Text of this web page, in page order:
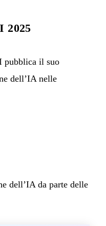
2025
il suo
dell’IA nelle
dell’IA da parte delle